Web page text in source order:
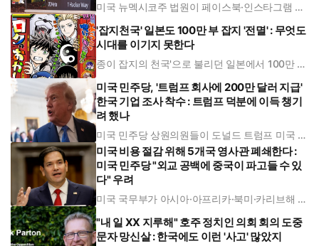
미국 뉴멕시코주 법원이 페이스북·인스타그램 등
드에 거액을 배상하라고 판결했다. 법원은 메타가
아동청소년을 위한 플랫폼 운영 방식도 바꿔야 한
다며, 메타가 아동의 정신 건강에 악영향을 미쳤
'잡지천국' 일본도 100만 부 잡지 '전멸' : 무엇도
시대를 이기지 못한다
종이 잡지의 천국'으로 불리던 일본에서 100만 부
‘원피스’를 키워낸 일본 만화잡지 ‘주간 소년 점
프’의 발행부수가 사상 처음 100만 부 밑으로 떨
어졌기 때문이다. 경쟁 잡지들도 10만~30만 부
대로 밀려나면서 종
미국 민주당, '트럼프 회사에 200만 달러 지급'
한국 기업 조사 착수 : 트럼프 덕분에 이득 챙기
려 했나
미국 민주당 상원의원들이 도널드 트럼프 미국 대
통령의 지주회사에 한국 기업이 200만 달러(약
28억 원)를 지급한 경위를 설명하라고 요구했다.
의원들은 이 거래에 관해 뇌물 수수 가능성이 있
다며 강하게 비판했다. 엘리자베스 워런, 리처드
블루멘탈, 앤디 킴 미국 민주
미국 비용 절감 위해 5개국 영사관 폐쇄한다 :
미국 민주당 "외교 공백에 중국이 파고들 수 있
다" 우려
미국 국무부가 아시아·아프리카·북미·카리브해 지
하면서, 외교 공백을 중국이 파고들 수 있다는 우
려가 미국 내에서 제기되고 있다. 5일(현지시각)
영국 가디언에 따르면 미국 의회는 최근 국무부로
"내 일 XX 지루해" 호주 정치인 의회 회의 도중
문자 망신살 : 한국에도 이런 '사고' 많았지